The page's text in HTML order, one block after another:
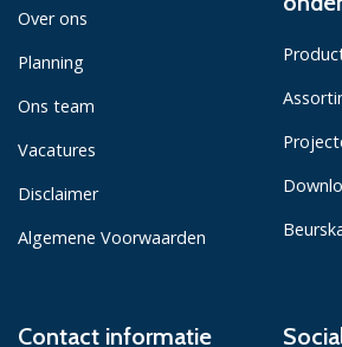
Over ons
Planning
Ons team
Vacatures
Disclaimer
Algemene Voorwaarden
Contact informatie